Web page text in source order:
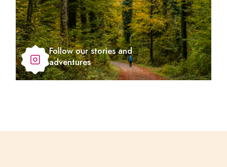
Follow our stories and
adventures